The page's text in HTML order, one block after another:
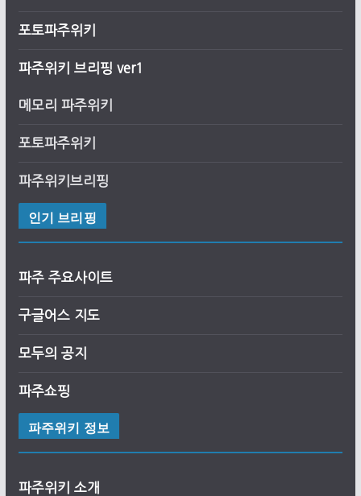
포토파주위키
파주위키 브리핑 ver1
메모리 파주위키
포토파주위키
파주위키브리핑
인기 브리핑
파주 주요사이트
구글어스 지도
모두의 공지
파주쇼핑
파주위키 정보
파주위키 소개